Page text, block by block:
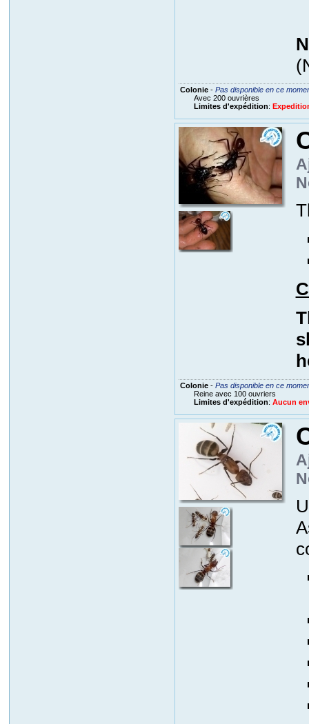
Colonie- Pas disponible en ce
Avec 200 ouvrières
Limites d'expédition:
Colonie- Pas disponible en ce
Reine avec 100 ouvriers
Limites d'expédition: Aucun